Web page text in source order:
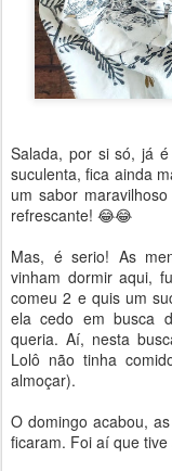
Salada, por si só, já
suculenta, fica ainda
um sabor
refrescante! 😂😂
Mas, é serio! As
vinham dormir aqui,
comeu 2 e quis um
ela cedo em busca
queria. Aí, nesta
Lolô não tinha
almoçar).
O domingo acabou,
ficaram. Foi aí que